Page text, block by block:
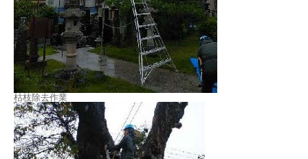
枯枝除去作業